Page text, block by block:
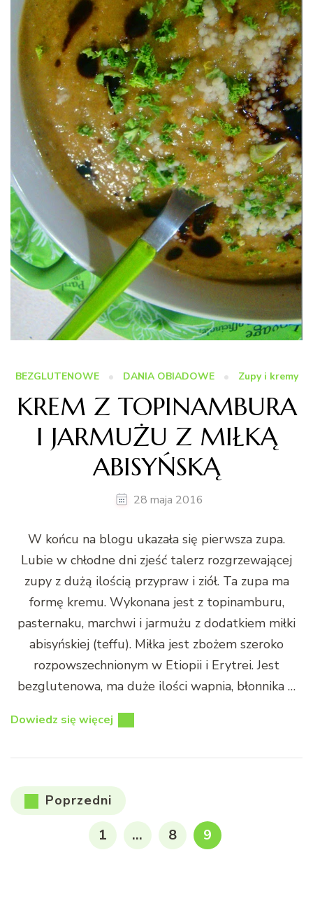
BEZGLUTENOWE DANIA OBIADOWE Zupy i kremy
KREM Z TOPINAMBURA
I JARMUŻU Z MIŁKĄ
ABISYŃSKĄ
28 maja 2016
W końcu na blogu ukazała się pierwsza zupa.
Lubie w chłodne dni zjeść talerz rozgrzewającej
zupy z dużą ilością przypraw i ziół. Ta zupa ma
formę kremu. Wykonana jest z topinamburu,
pasternaku, marchwi i jarmużu z dodatkiem miłki
abisyńskiej (teffu). Miłka jest zbożem szeroko
rozpowszechnionym w Etiopii i Erytrei. Jest
bezglutenowa, ma duże ilości wapnia, błonnika …
Dowiedz się więcej
Stronicowanie
wpisów
Poprzedni
STRONA
1 … STRONA
8 STRONA
9